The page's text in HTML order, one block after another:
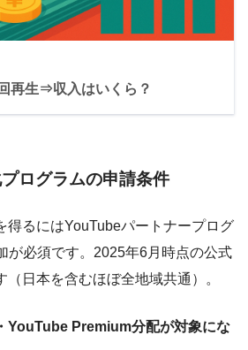
再生⇒収入はいくら？
ログラムの申請条件
得るにはYouTubeパートナープログ
が必須です。2025年6月時点の公式
日本を含むほぼ全地域共通）。
YouTube Premium分配が対象にな